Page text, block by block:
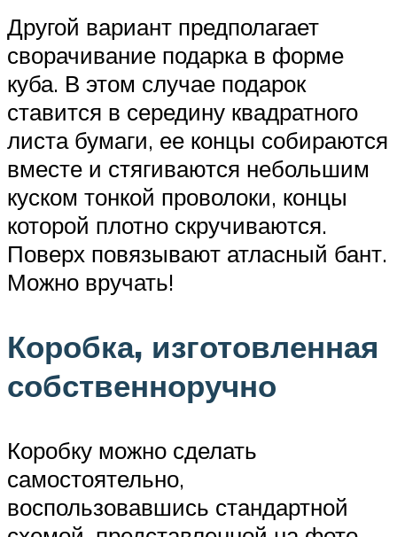
Другой вариант предполагает
сворачивание подарка в форме
куба. В этом случае подарок
ставится в середину квадратного
листа бумаги, ее концы собираются
вместе и стягиваются небольшим
куском тонкой проволоки, концы
которой плотно скручиваются.
Поверх повязывают атласный бант.
Можно вручать!
Коробка, изготовленная
собственноручно
Коробку можно сделать
самостоятельно,
воспользовавшись стандартной